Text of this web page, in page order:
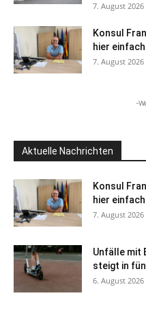
7. August 2026
Konsul
hier
7. August 2026
-
Aktuelle Nachrichten
Konsul
hier
7. August 2026
Unfälle mit
steigt in
6. August 2026